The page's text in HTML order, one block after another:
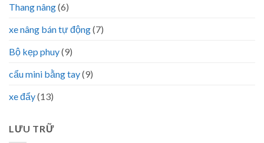
Thang nâng(6)
xe nâng bán tự động(7)
Bộ kẹp phuy(9)
cẩu mini bằng tay(9)
xe đẩy(13)
LƯU TRỮ